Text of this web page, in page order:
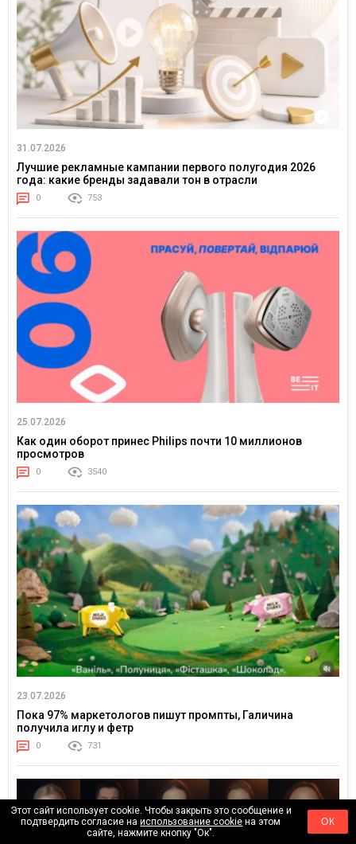
31.07.2026
Лучшие рекламные кампании первого полугодия 2026
года: какие бренды задавали тон в отрасли
0 753
25.07.2026
Как один оборот принес Philips почти 10 миллионов
просмотров
0 3540
23.07.2026
Пока 97% маркетологов пишут промпты, Галичина
получила иглу и фетр
0 731
Этот сайт использует cookie. Чтобы закрыть это сообщение и
подтвердить согласие наиспользование cookie на этом
сайте, нажмите кнопку "Ок".
ОК